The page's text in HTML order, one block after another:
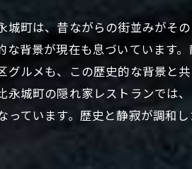
ととき
町は、昔ながらの街並みがそ
背景が現在も息づいています。
ルメも、この歴史的な背景と
城町の隠れ家レストランでは
ています。歴史と静寂が調和